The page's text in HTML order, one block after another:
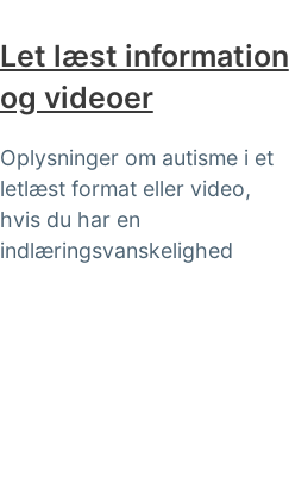
Let læst information
og videoer
Oplysninger om autisme i et
letlæst format eller video,
hvis du har en
indlæringsvanskelighed